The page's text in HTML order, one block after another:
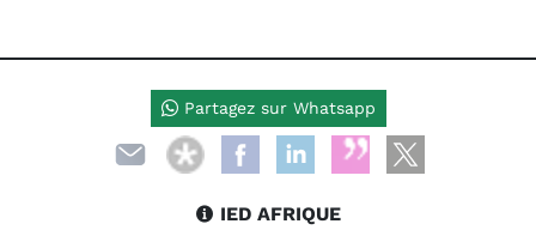
IED AFRIQUE
Partagez sur Whatsapp